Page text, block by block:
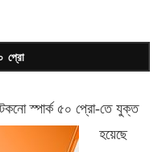
প্রো
স্পার্ক ৫০ প্রো-তে যুক্ত
হয়েছে